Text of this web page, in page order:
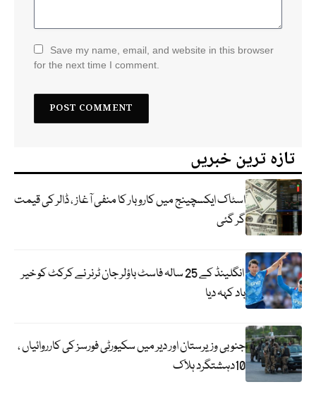
Save my name, email, and website in this browser
for the next time I comment.
تازہ ترین خبریں
اسٹاک ایکسچینج میں کاروبار کا منفی آغاز ، ڈالر کی قیمت
گر گئی
انگلینڈ کے 25 سالہ فاسٹ باؤلر جان ٹرنر نے کرکٹ کو خیر
باد کہہ دیا
جنوبی وزیرستان اور دیر میں سکیورٹی فورسز کی کارروائیاں ،
10دہشتگرد ہلاک